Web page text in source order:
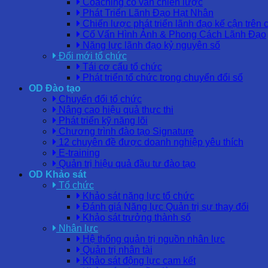
Coaching cố vấn chiến lược
Phát Triển Lãnh Đạo Hạt Nhân
Chiến lược phát triển lãnh đạo kế cận trên
Cố Vấn Hình Ảnh & Phong Cách Lãnh Đạo
Năng lực lãnh đạo kỷ nguyên số
Đổi mới tổ chức
Tái cơ cấu tổ chức
Phát triển tổ chức trong chuyển đổi số
OD Đào tạo
Chuyển đổi tổ chức
Nâng cao hiệu quả thực thi
Phát triển kỹ năng lõi
Chương trình đào tạo Signature
12 chuyên đề được doanh nghiệp yêu thích
E-training
Quản trị hiệu quả đầu tư đào tạo
OD Khảo sát
Tổ chức
Khảo sát năng lực tổ chức
Đánh giá Năng lực Quản trị sự thay đổi
Khảo sát trưởng thành số
Nhân lực
Hệ thống quản trị nguồn nhân lực
Quản trị nhân tài
Khảo sát động lực cam kết